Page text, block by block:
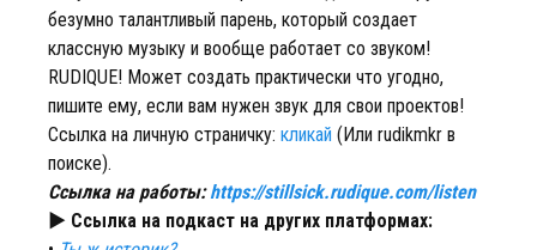
безумно талантливый парень, который создает
классную музыку и вообще работает со звуком!
RUDIQUE! Может создать практически что угодно,
пишите ему, если вам нужен звук для свои проектов!
Ссылка на личную страничку: кликай (Или rudikmkr в
поиске).
Ссылка на работы:https://stillsick.rudique.com/listen
► Ссылка на подкаст на других платформах: